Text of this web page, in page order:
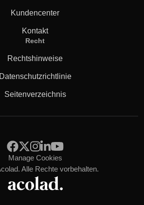
Kundencenter
Kontakt
Recht
Rechtshinweise
Datenschutzrichtlinie
Seitenverzeichnis
Alle Rechte vorbehalten.
Manage Cookies